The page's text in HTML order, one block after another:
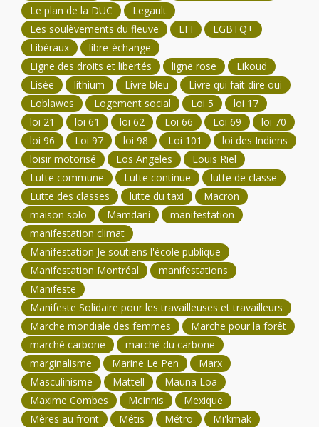
Le plan de la DUC
Legault
Les soulèvements du fleuve
LFI
LGBTQ+
Libéraux
libre-échange
Ligne des droits et libertés
ligne rose
Likoud
Lisée
lithium Livre bleu
Livre qui fait dire oui
Loblawes
Logement social Loi 5
loi 17
loi 21
loi 61 loi 62 Loi 66 Loi 69
loi 70
loi 96
Loi 97 loi 98 Loi 101
loi des Indiens
loisir motorisé
Los Angeles
Louis Riel
Lutte commune
Lutte continue
lutte de classe
Lutte des classes
lutte du taxi
Macron
maison solo
Mamdani
manifestation
manifestation climat
Manifestation Je soutiens l'école publique
Manifestation Montréal
manifestations
Manifeste
Manifeste Solidaire pour les travailleuses et travailleurs
Marche mondiale des femmes
Marche pour la forêt
marché carbone
marché du carbone
marginalisme
Marine Le Pen
Marx
Masculinisme
Mattell
Mauna Loa
Maxime Combes
McInnis
Mexique
Mères au front
Métis Métro
Mi'kmak